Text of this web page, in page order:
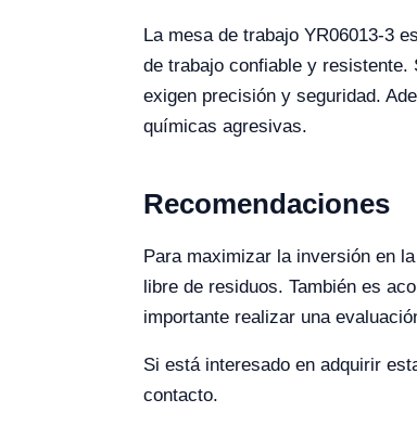
La mesa de trabajo YR06013-3
de trabajo confiable y
exigen precisión y seguridad.
químicas agresivas.
Recomendaciones
Para maximizar la inversión en
libre de residuos. También es
importante realizar una
Si está interesado en adquirir
contacto.